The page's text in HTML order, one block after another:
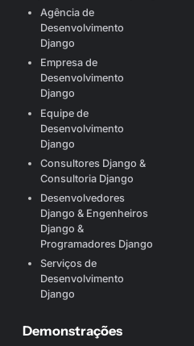
Agência de
Desenvolvimento
Django
Empresa de
Desenvolvimento
Django
Equipe de
Desenvolvimento
Django
Consultores Django &
Consultoria Django
Desenvolvedores
Django & Engenheiros
Django &
Programadores Django
Serviços de
Desenvolvimento
Django
Demonstrações